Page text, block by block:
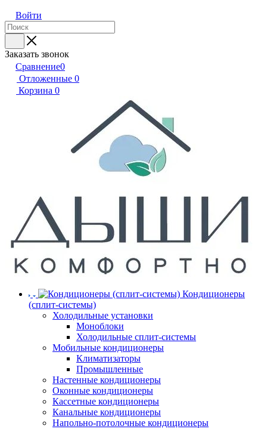
Войти
Заказать звонок
Сравнение0
Отложенные 0
Корзина 0
Кондиционеры
(сплит-системы)
Холодильные установки
Моноблоки
Холодильные сплит-системы
Мобильные кондиционеры
Климатизаторы
Промышленные
Настенные кондиционеры
Оконные кондиционеры
Кассетные кондиционеры
Канальные кондиционеры
Напольно-потолочные кондиционеры